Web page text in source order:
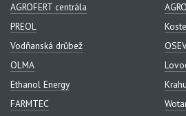
AGROFERT centrála
PREOL
Vodňanská drůbež
OLMA
Ethanol Energy
FARMTEC